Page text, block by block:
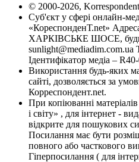
© 2000-2026,
Суб'єкт у сфері онлайн-
«КореспонденТ.net»
ХАРКІВСЬКЕ ШОСЕ,
sunlight@mediadim.com.ua
Ідентифікатор медіа –
Використання будь-яких
сайті, дозволяється за
Корреспондент.net.
При копіюванні
і світу» , для інтернет -
відкрите для пошукових
Посилання має бути
повного або часткового
Гіперпосилання ( для